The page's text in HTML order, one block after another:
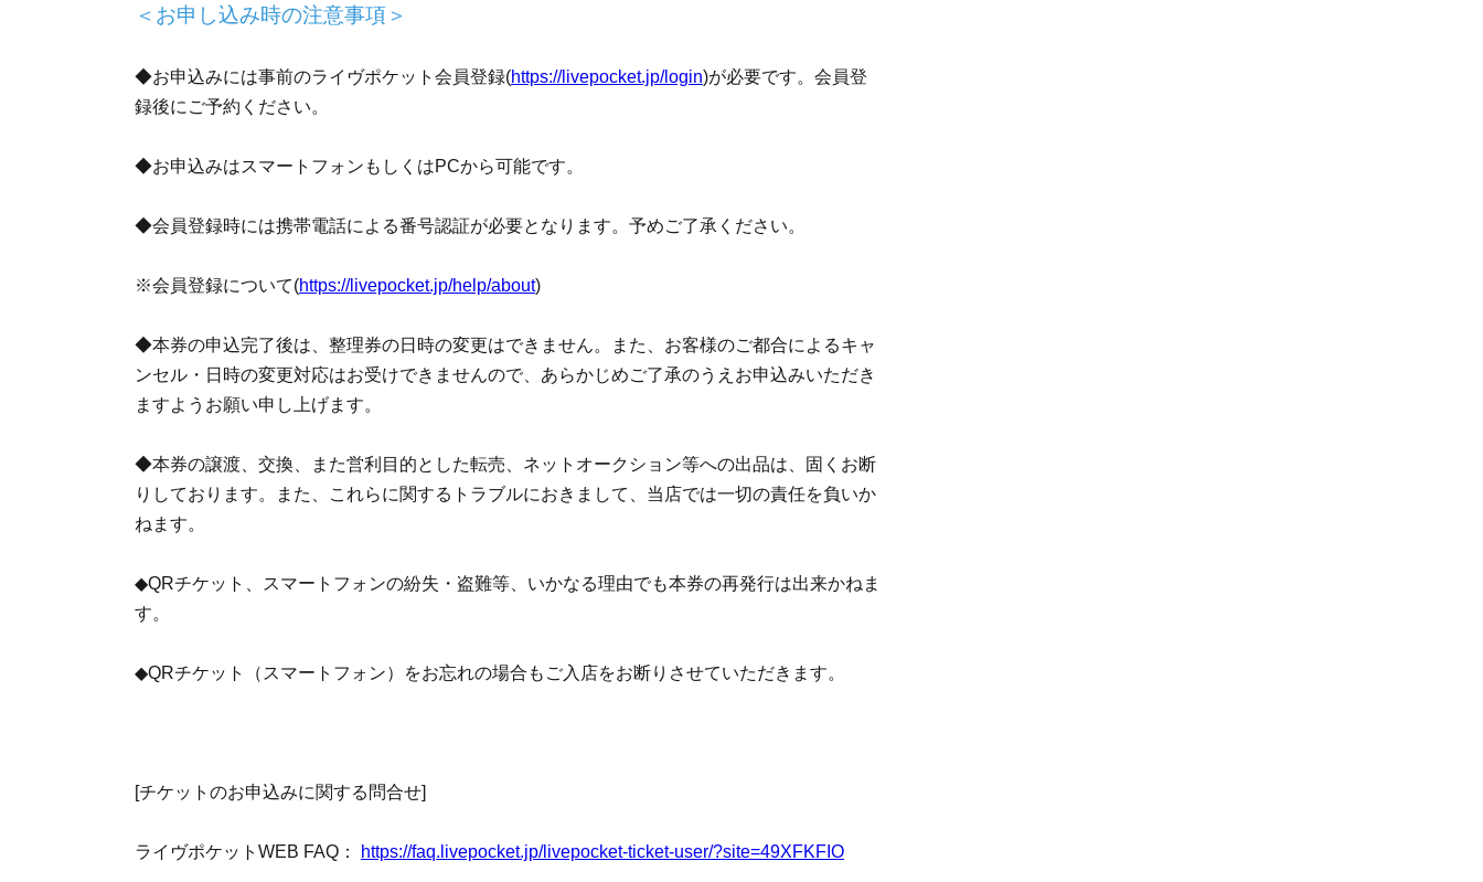
※オリジナルグッズの転売目的でのご購入はお断りさせていただきます。転売もしくは転売に
るご案内＞
意ください。
・チケットをお持ちでない方の入店は不可とさせていただきます。なお、未就学児や、保護
者、障がい者の方の付き添いなど、同伴を必要とされるお客様は、当日スタッフまでお申し出
ください。
・未就学児はチケットなしでも保護者の方の付き添いでご入店いただけます。小学生以上のお
子様のご入店には整理券が人数分必要です。
ます。
の前、もしくは過ぎてのお並びはお断りさせていただきます。時間には余裕をもってご来場い
◆集合時間10:50～11:20の券 ⇒ 10:50～11:20に待機列に整列可能 （ご入店
＜お申し込み時の注意事項＞
◆お申込みには事前のライヴポケット会員登録(https://livepocket.jp/login)が必要です。会員登
録後にご予約ください。
◆お申込みはスマートフォンもしくはPCから可能です。
◆会員登録時には携帯電話による番号認証が必要となります。予めご了承ください。
※会員登録について(https://livepocket.jp/help/about)
◆本券の申込完了後は、整理券の日時の変更はできません。また、お客様のご都合によるキャ
ンセル・日時の変更対応はお受けできませんので、あらかじめご了承のうえお申込みいただき
ますようお願い申し上げます。
◆本券の譲渡、交換、また営利目的とした転売、ネットオークション等への出品は、固くお断
りしております。また、これらに関するトラブルにおきまして、当店では一切の責任を負いか
ねます。
◆QRチケット、スマートフォンの紛失・盗難等、いかなる理由でも本券の再発行は出来かねま
す。
◆QRチケット（スマートフォン）をお忘れの場合もご入店をお断りさせていただきます。
[チケットのお申込みに関する問合せ]
ライヴポケットWEB FAQ： https://faq.livepocket.jp/livepocket-ticket-user/?site=49XFKFIO